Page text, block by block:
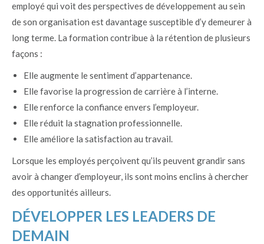
employé qui voit des perspectives de développement au sein
de son organisation est davantage susceptible d’y demeurer à
long terme. La formation contribue à la rétention de plusieurs
façons :
Elle augmente le sentiment d’appartenance.
Elle favorise la progression de carrière à l’interne.
Elle renforce la confiance envers l’employeur.
Elle réduit la stagnation professionnelle.
Elle améliore la satisfaction au travail.
Lorsque les employés perçoivent qu’ils peuvent grandir sans
avoir à changer d’employeur, ils sont moins enclins à chercher
des opportunités ailleurs.
DÉVELOPPER LES LEADERS DE
DEMAIN